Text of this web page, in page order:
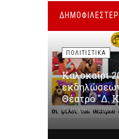
ΠΟΛΙΤΙΣΤΙΚΑ
Καλοκαίρι
Θέατρο "Δ.
25 ΙΟΥΝΊΟΥ 2024